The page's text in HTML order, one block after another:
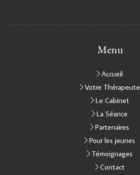
Menu
Accueil
Votre Thérapeute
Le Cabinet
La Séance
Partenaires
Pour les jeunes
Témoignages
Contact